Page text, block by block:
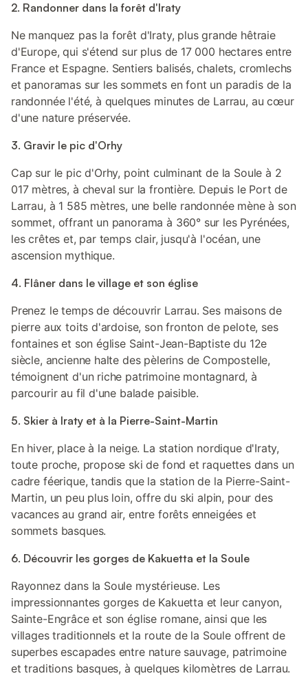
2. Randonner dans la forêt d'Iraty
Ne manquez pas la forêt d'Iraty, plus grande hêtraie
d'Europe, qui s'étend sur plus de 17 000 hectares entre
France et Espagne. Sentiers balisés, chalets, cromlechs
et panoramas sur les sommets en font un paradis de la
randonnée l'été, à quelques minutes de Larrau, au cœur
d'une nature préservée.
3. Gravir le pic d'Orhy
Cap sur le pic d'Orhy, point culminant de la Soule à 2
017 mètres, à cheval sur la frontière. Depuis le Port de
Larrau, à 1 585 mètres, une belle randonnée mène à son
sommet, offrant un panorama à 360° sur les Pyrénées,
les crêtes et, par temps clair, jusqu'à l'océan, une
ascension mythique.
4. Flâner dans le village et son église
Prenez le temps de découvrir Larrau. Ses maisons de
pierre aux toits d'ardoise, son fronton de pelote, ses
fontaines et son église Saint-Jean-Baptiste du 12e
siècle, ancienne halte des pèlerins de Compostelle,
témoignent d'un riche patrimoine montagnard, à
parcourir au fil d'une balade paisible.
5. Skier à Iraty et à la Pierre-Saint-Martin
En hiver, place à la neige. La station nordique d'Iraty,
toute proche, propose ski de fond et raquettes dans un
cadre féerique, tandis que la station de la Pierre-Saint-
Martin, un peu plus loin, offre du ski alpin, pour des
vacances au grand air, entre forêts enneigées et
sommets basques.
6. Découvrir les gorges de Kakuetta et la Soule
Rayonnez dans la Soule mystérieuse. Les
impressionnantes gorges de Kakuetta et leur canyon,
Sainte-Engrâce et son église romane, ainsi que les
villages traditionnels et la route de la Soule offrent de
superbes escapades entre nature sauvage, patrimoine
et traditions basques, à quelques kilomètres de Larrau.